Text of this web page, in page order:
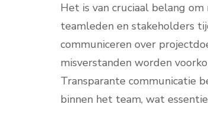
Het is van cruciaal belang
teamleden en stakeholders
communiceren over
misverstanden worden
Transparante communicatie
binnen het team, wat